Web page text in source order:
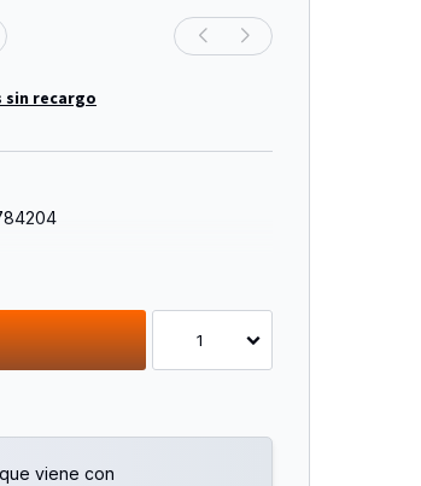
sin recargo
1
que viene con